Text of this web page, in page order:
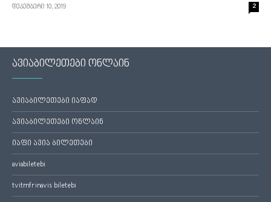
დეკემბერი 10, 2019 2
ავიაბილეთები ონლაინ
ავიაბილეთები იაფად
ავიაბილეთები ონლაინ
იაფი ავია ბილეთები
aviabiletebi
tvitmfrinavis biletebi